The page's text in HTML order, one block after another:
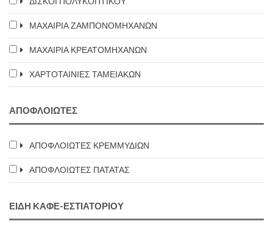
ΜΑΧΑΙΡΙΑ ΖΑΜΠΟΝΟΜΗΧΑΝΩΝ
ΜΑΧΑΙΡΙΑ ΚΡΕΑΤΟΜΗΧΑΝΩΝ
ΧΑΡΤΟΤΑΙΝΙΕΣ ΤΑΜΕΙΑΚΩΝ
ΑΠΟΦΛΟΙΩΤΕΣ
ΑΠΟΦΛΟΙΩΤΕΣ ΚΡΕΜΜΥΔΙΩΝ
ΑΠΟΦΛΟΙΩΤΕΣ ΠΑΤΑΤΑΣ
ΕΙΔΗ ΚΑΦΕ-ΕΣΤΙΑΤΟΡΙΟΥ